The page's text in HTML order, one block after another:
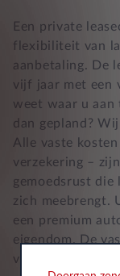
Een private
flexibiliteit van
aanbetaling. De
vijf jaar met een
weet waar u
dan gepland?
Alle vaste
verzekering –
gemoedsrust die
zich meebrengt.
een premium
eigendom. De
verzekering,